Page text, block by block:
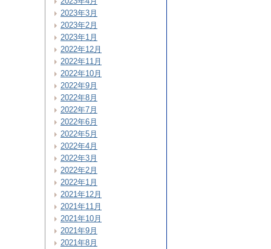
2023年3月
2023年2月
2023年1月
2022年12月
2022年11月
2022年10月
2022年9月
2022年8月
2022年7月
2022年6月
2022年5月
2022年4月
2022年3月
2022年2月
2022年1月
2021年12月
2021年11月
2021年10月
2021年9月
2021年8月